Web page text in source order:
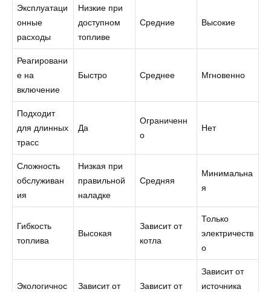
Эксплуатаци
онные
расходы
Низкие при
доступном
топливе
Средние Высокие
Реагировани
е на
включение
Быстро Среднее Мгновенно
Подходит
для длинных
трасс
Да
Ограниченн
о
Нет
Сложность
обслуживан
ия
Низкая при
правильной
наладке
Средняя
Минимальна
я
Гибкость
топлива
Высокая
Зависит от
котла
Только
электричеств
о
Экологичнос
Зависит от
Зависит от
Зависит от
источника